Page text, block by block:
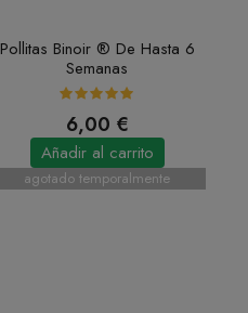
Pollitas Binoir ® De Hasta 6
Semanas
6,00 €
Añadir al carrito
agotado temporalmente